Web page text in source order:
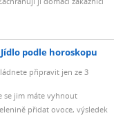
Jídlo podle horoskopu
připravit jen ze 3
se jim máte vyhnout
přidat ovoce, výsledek